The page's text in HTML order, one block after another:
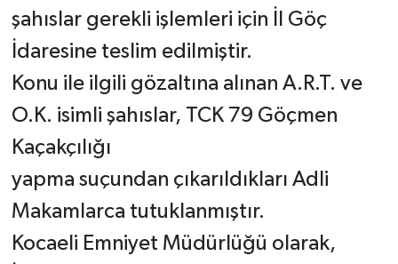
şahıslar gerekli işlemleri için İl Göç
İdaresine teslim edilmiştir.
Konu ile ilgili gözaltına alınan A.R.T. ve
O.K. isimli şahıslar, TCK 79 Göçmen
Kaçakçılığı
yapma suçundan çıkarıldıkları Adli
Makamlarca tutuklanmıştır.
Kocaeli Emniyet Müdürlüğü olarak,